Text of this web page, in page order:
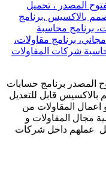
المصدر برنامج حسابات
قابل للتعديل
اعمال المقاولات من
مجال المقاولات و
عملهم داخل شركات